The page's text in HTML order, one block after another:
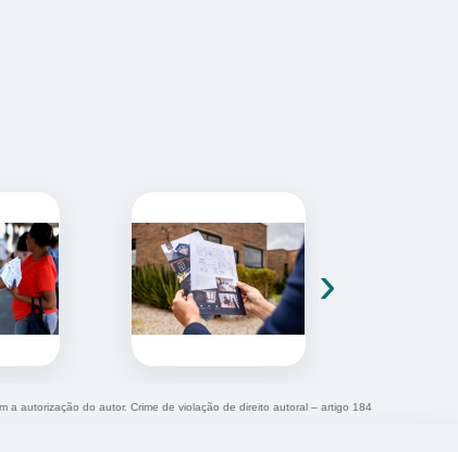
›
a autorização do autor. Crime de violação de direito autoral – artigo 184